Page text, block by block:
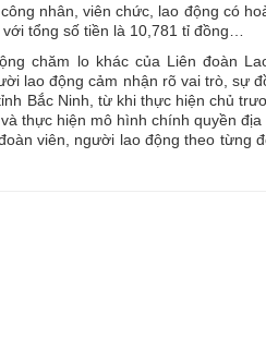
nhân, viên chức, lao động có
tổng số tiền là 10,781 tỉ đồng…
chăm lo khác của Liên đoàn
lao động cảm nhận rõ vai trò, sự
Bắc Ninh, từ khi thực hiện chủ
thực hiện mô hình chính quyền
viên, người lao động theo từng